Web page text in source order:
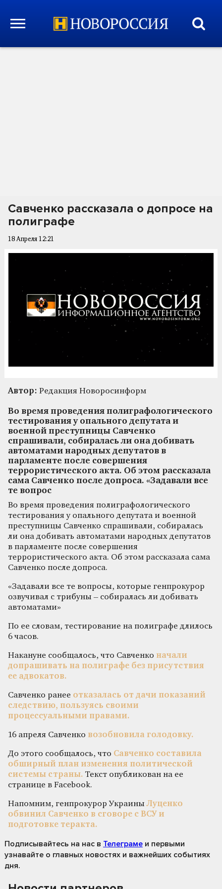
Савченко рассказала о допросе на
полиграфе
18 Апреля 12:21
Автор: Редакция Новоросинформ
Во время проведения полиграфологического
тестирования у опального депутата и
военной преступницы Савченко
спрашивали, собиралась ли она добивать
автоматами народных депутатов в
парламенте после совершения
террористического акта. Об этом рассказала
сама Савченко после допроса. «Задавали все
те вопрос
Во время проведения полиграфологического
тестирования у опального депутата и военной
преступницы Савченко спрашивали, собиралась
ли она добивать автоматами народных депутатов
в парламенте после совершения
террористического акта. Об этом рассказала сама
Савченко после допроса.
«Задавали все те вопросы, которые генпрокурор
озвучивал с трибуны – собиралась ли добивать
автоматами»
По ее словам, тестирование на полиграфе длилось
6 часов.
Накануне сообщалось, что Савченко начали
допрашивать на полиграфе без присутствия
ее адвокатов.
Савченко ранее отказалась от дачи показаний
следствию, пользуясь своими
процессуальными правами.
16 апреля Савченко возобновила голодовку.
До этого сообщалось, что Савченко составила
обширный план изменения политической
системы страны. Текст опубликован на ее
странице в Facebook.
Напомним, генпрокурор УкраиныЛуценко
обвинил Савченко в сговоре с ВСУ и
подготовке теракта.
Подписывайтесь на нас в Телеграме и первыми
узнавайте о главных новостях и важнейших событиях
дня.